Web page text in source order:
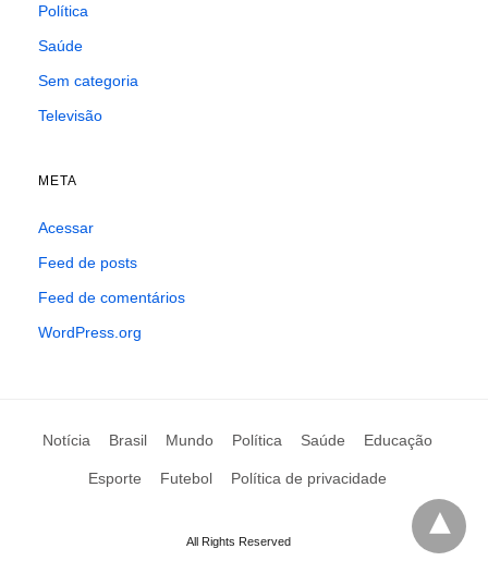
Política
Saúde
Sem categoria
Televisão
META
Acessar
Feed de posts
Feed de comentários
WordPress.org
Notícia Brasil Mundo Política Saúde Educação
Esporte Futebol Política de privacidade
All Rights Reserved